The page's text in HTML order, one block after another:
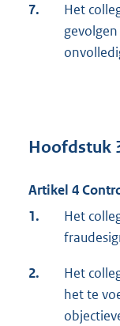
7.
Het
Hoofdstuk
Artikel 4
1.
Het
2.
Het
het te